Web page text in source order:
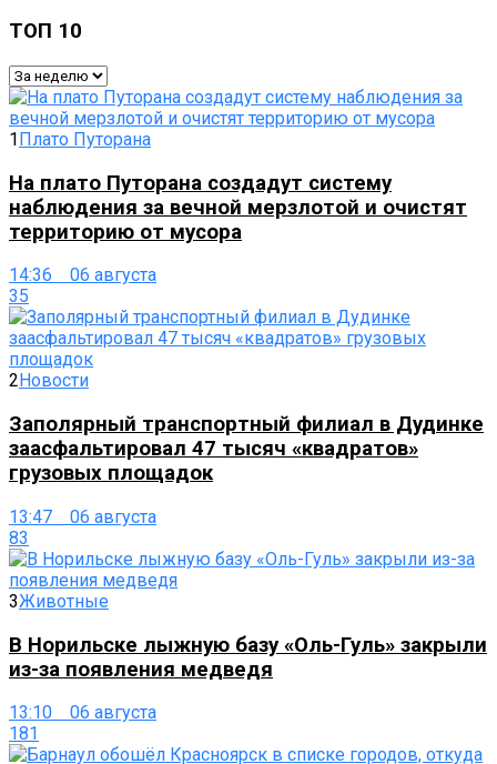
ТОП 10
1Плато Путорана
На плато Путорана создадут систему
наблюдения за вечной мерзлотой и очистят
территорию от мусора
14:36 06 августа
35
2 Новости
Заполярный транспортный филиал в Дудинке
заасфальтировал 47 тысяч «квадратов»
грузовых площадок
13:47 06 августа
83
3Животные
В Норильске лыжную базу «Оль-Гуль» закрыли
из-за появления медведя
13:10 06 августа
181